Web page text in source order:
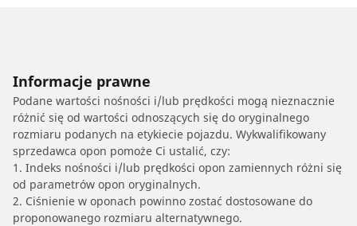
Informacje prawne
Podane wartości nośności i/lub prędkości mogą nieznacznie
różnić się od wartości odnoszących się do oryginalnego
rozmiaru podanych na etykiecie pojazdu. Wykwalifikowany
sprzedawca opon pomoże Ci ustalić, czy:
1. Indeks nośności i/lub prędkości opon zamiennych różni się
od parametrów opon oryginalnych.
2. Ciśnienie w oponach powinno zostać dostosowane do
proponowanego rozmiaru alternatywnego.